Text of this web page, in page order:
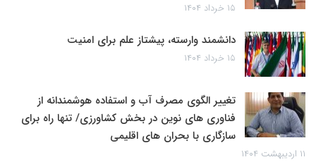
۱۵ خرداد ۱۴۰۴
دانشمند وارسته، پیشتاز علم برای امنیت
۱۵ خرداد ۱۴۰۴
تغییر الگوی مصرف آب و استفاده هوشمندانه از
فناوری های نوین در بخش کشاورزی/ تنها راه برای
سازگاری با بحران های اقلیمی
۱۱ اردیبهشت ۱۴۰۴